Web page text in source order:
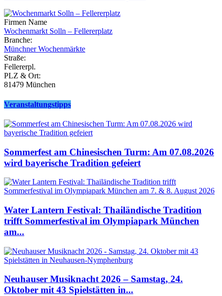
Firmen Name
Wochenmarkt Solln – Fellererplatz
Branche:
Münchner Wochenmärkte
Straße:
Fellererpl.
PLZ & Ort:
81479 München
Veranstaltungstipps
Sommerfest am Chinesischen Turm: Am 07.08.2026
wird bayerische Tradition gefeiert
Water Lantern Festival: Thailändische Tradition
trifft Sommerfestival im Olympiapark München
am...
Neuhauser Musiknacht 2026 – Samstag, 24.
Oktober mit 43 Spielstätten in...